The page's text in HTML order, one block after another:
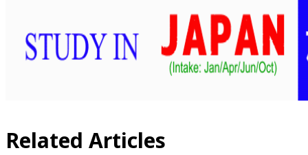
Related Articles